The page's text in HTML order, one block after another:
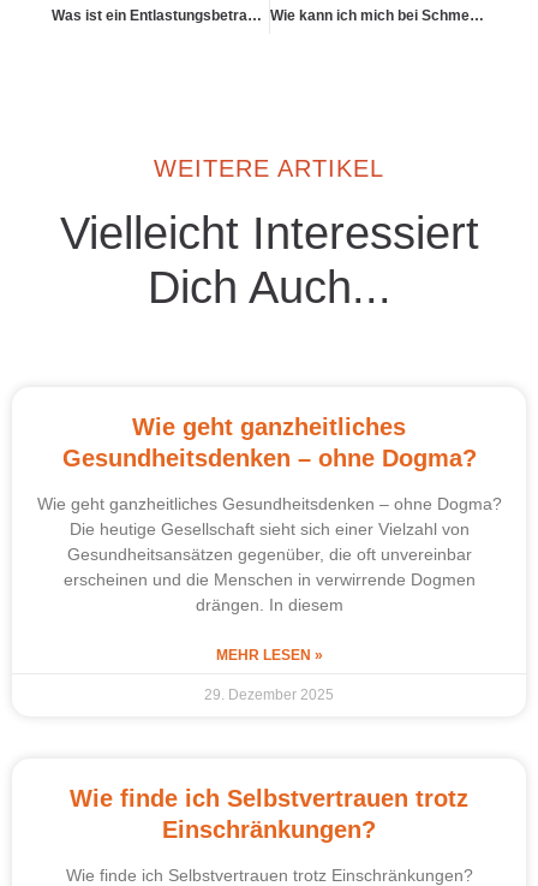
Was ist ein Entlastungsbetrag und wie beantrage ich ihn? Wie kann ich mich bei Schmerzen schonend bewegen?
WEITERE ARTIKEL
Vielleicht Interessiert
Dich Auch...
Wie geht ganzheitliches
Gesundheitsdenken – ohne Dogma?
Wie geht ganzheitliches Gesundheitsdenken – ohne Dogma?
Die heutige Gesellschaft sieht sich einer Vielzahl von
Gesundheitsansätzen gegenüber, die oft unvereinbar
erscheinen und die Menschen in verwirrende Dogmen
drängen. In diesem
MEHR LESEN »
29. Dezember 2025
Wie finde ich Selbstvertrauen trotz
Einschränkungen?
Wie finde ich Selbstvertrauen trotz Einschränkungen?